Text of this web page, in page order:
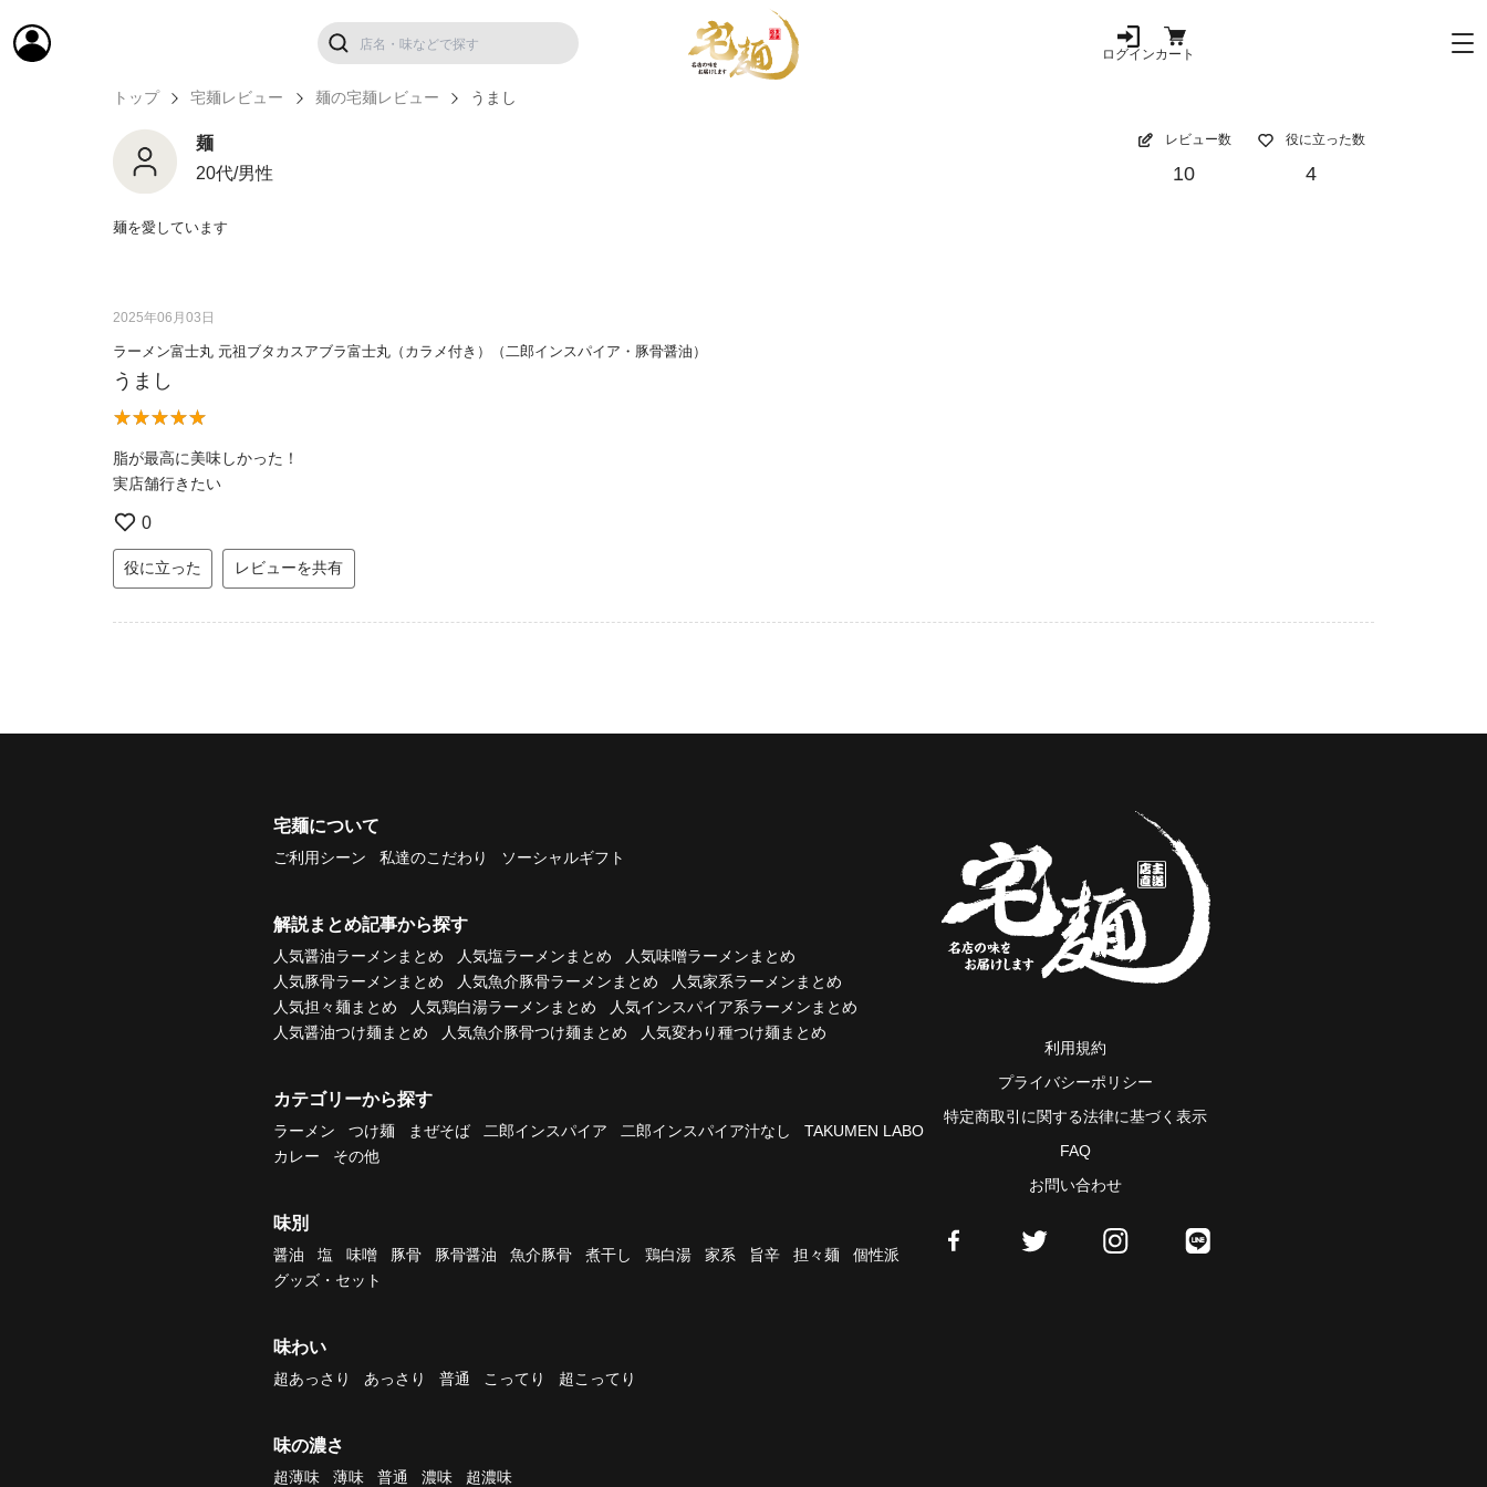
ログインカート
トップ 宅麺レビュー 麺の宅麺レビュー うまし
麺
20代/男性
麺を愛しています
レビュー数
10
役に立った数
4
2025年06月03日
ラーメン富士丸 元祖ブタカスアブラ富士丸（カラメ付き）（二郎インスパイア・豚骨醤油）
うまし
脂が最高に美味しかった！
実店舗行きたい
0
役に立った レビューを共有
宅麺について
ご利用シーン 私達のこだわり ソーシャルギフト
解説まとめ記事から探す
人気醤油ラーメンまとめ 人気塩ラーメンまとめ
人気味噌ラーメンまとめ
人気豚骨ラーメンまとめ
人気魚介豚骨ラーメンまとめ
人気家系ラーメンまとめ
人気担々麺まとめ
人気鶏白湯ラーメンまとめ
人気インスパイア系ラーメンまとめ
人気醤油つけ麺まとめ
人気魚介豚骨つけ麺まとめ 人気変わり種つけ麺まとめ
カテゴリーから探す
ラーメン つけ麺 まぜそば 二郎インスパイア 二郎インスパイア汁なし
TAKUMEN LABO
カレー
その他
味別
醤油 塩 味噌 豚骨 豚骨醤油 魚介豚骨 煮干し 鶏白湯 家系 旨辛 担々麺
個性派
グッズ・セット
味わい
超あっさり あっさり 普通 こってり 超こってり
味の濃さ
超薄味 薄味 普通 濃味 超濃味
利用規約
プライバシーポリシー
特定商取引に関する法律に基づく表示
FAQ
お問い合わせ